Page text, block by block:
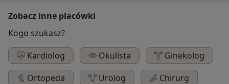
Zobacz inne placówki
Kogo szukasz?
Kardiolog
Okulista
Ginekolog
Ortopeda
Urolog
Chirurg